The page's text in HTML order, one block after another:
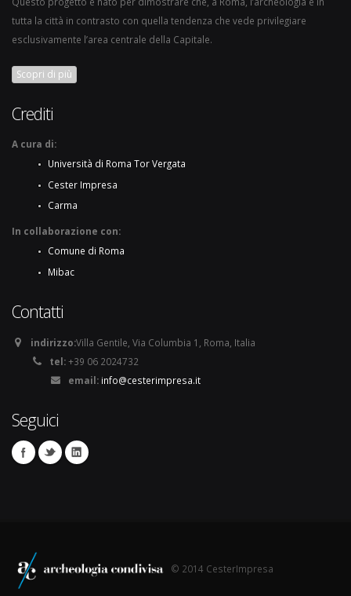
tutta la città in contrasto con quella tendenza che vede privilegiare
esclusivamente l’area centrale della Capitale.
Scopri di più
Crediti
A cura di:
Università di Roma Tor Vergata
Cester Impresa
Carma
In collaborazione con:
Comune di Roma
Mibac
Contatti
indirizzo:Villa Gentile, Via Columbia 1, Roma, Italia
tel:+39 06 2024732
email: info@cesterimpresa.it
Seguici
© 2014 CesterImpresa